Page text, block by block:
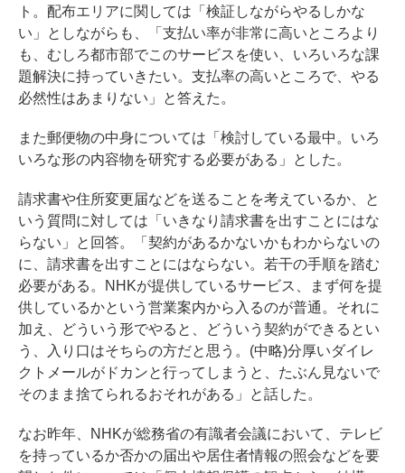
ト。配布エリアに関しては「検証しながらやるしかな
い」としながらも、「支払い率が非常に高いところより
も、むしろ都市部でこのサービスを使い、いろいろな課
題解決に持っていきたい。支払率の高いところで、やる
必然性はあまりない」と答えた。
また郵便物の中身については「検討している最中。いろ
いろな形の内容物を研究する必要がある」とした。
請求書や住所変更届などを送ることを考えているか、と
いう質問に対しては「いきなり請求書を出すことにはな
らない」と回答。「契約があるかないかもわからないの
に、請求書を出すことにはならない。若干の手順を踏む
必要がある。NHKが提供しているサービス、まず何を提
供しているかという営業案内から入るのが普通。それに
加え、どういう形でやると、どういう契約ができるとい
う、入り口はそちらの方だと思う。(中略)分厚いダイレ
クトメールがドカンと行ってしまうと、たぶん見ないで
そのまま捨てられるおそれがある」と話した。
なお昨年、NHKが総務省の有識者会議において、テレビ
を持っているか否かの届出や居住者情報の照会などを要